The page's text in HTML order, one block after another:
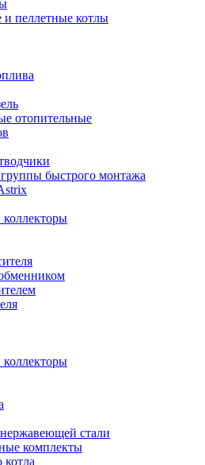
и пеллетные котлы
отопительные
группы быстрого монтажа
коллекторы
коллекторы
стали
комплекты